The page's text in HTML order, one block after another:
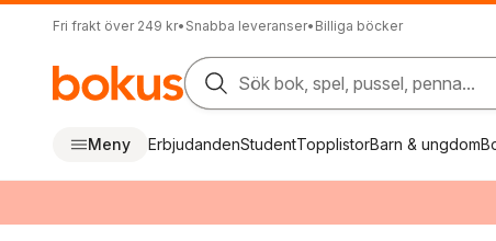
Fri frakt över 249 kr• Snabba leveranser• Billiga böcker
Sök bok, spel, pussel, penna...
Meny ErbjudandenStudentTopplistorBarn & ungdom